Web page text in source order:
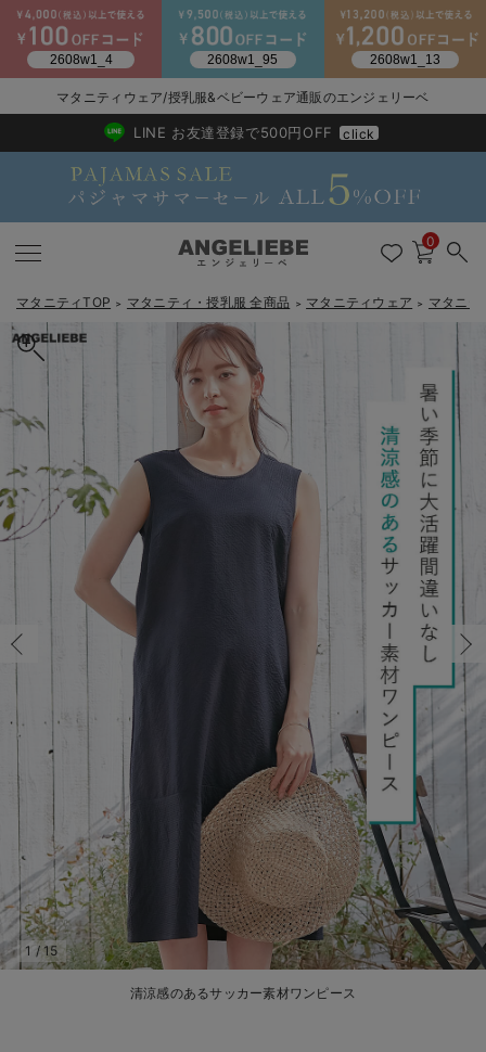
戻る
マタニティウェア全て
マタニティ ワンピース
マタニティ パンツ
マタニティ スカート
マタニティ トップス
マタニティ アウター（コート）・ママコート
戻る
マタニティ 下着・インナー全て
マタニティ ショーツ
妊婦帯・腹帯・産前ガードル
マタニティ 授乳 キャミソール
産褥ショーツ
産後 ガードル インナー
戻る
授乳服全て
授乳トップス
戻る
マタニティ フォーマル全て
マタニティ オフィス 通勤服
マタニティ ドレス（結婚式・お呼ばれ）
マタニティ フォーマル パンツ・ボトムス
戻る
授乳用品全て
妊婦用 抱き枕・授乳クッション
授乳 ケープ
戻る
マタニティレッグウェア全て
マタニティストッキング・タイツ
マタニティレギンス
戻る
マタニティ ボディケア全て
戻る
アウトレット全て
【アウトレット】ワンピース
【アウトレット】トップス・授乳トップス
【アウトレット】ボトムス
【アウトレット】パジャマ
【アウトレット】インナー
戻る
特集全て
透け防止
見えてもカワイイ
コットン素材
冷房対策
Tシャツブラ
快適機能ウェア特集 トップス
快適機能ウェア特集 ボトムス
快適機能ウェア特集 パジャマ
erbaviva（エルバビーバ）
戻る
再入荷全て
再入荷｜アウター
送料無料アイテム全て
ワンピース
トップス
パンツ
スカート
インナー
ベビー
ブラキャミ おまとめ
MAX55%OFF ブラック
【37周年祭セール】
【37周年祭セール】
【37周年祭セール】
気温差別オススメア
【15℃】3月下旬～
【〜10℃】3月中旬
動きやすく着回しで
涼しくて可愛い「ワ
強撚スムース(コス
マタニティウェア
【おまとめ割】パジ
こだわりの履き心地
カジュアル
デニム
レギンス
オフィス
ジャケット派
きれいめトップス派
きれいめスカート派
きれいめ美脚パンツ派
王道シンプル派
セットアップ派
出産準備応援割全て
マタニティパジャマ
マタニティインナー
ベビー
【オフィスカジュア
【オフィスカジュア
レギンスタイプ
パンツタイプ
【フォーマル】ワン
【フォーマル】ボト
【フォーマル】トッ
【ベビー】長袖
【ベビー】半袖
【ベビー】グッズ
ハンカチ
2WAYオール
コンビ肌着
短肌着
快適ウェア10%OFF
快適ウェア10%OFF
春のマタニティワン
セットアップ・ レイ
Aライン ・フレアワ
Iライン ・タイトシ
ジャンパースカート/
ワーク・オフィス
カジュアル
フォーマル / オケー
あったかアイテム｜
Gift Selection 出産
〜3,000円（税込）
〜5,000円（税込）
〜10,000円（税込）
10,001円（税込）〜
女の子におススメの
男の子におススメの
定番ギフト
もらって嬉しいギフト
かわいくておもしろ
何枚あっても嬉しい
長く使えるアイテム
お部屋映えアイテム
冬の冷え対策インナ
薄くてあったか
綿混素材
腹巻・ひざ上パンツ
保温&リカバリー
レギンス・タイツ
カップ付きインナー
あったか度◎
裏起毛素材
入院準備の持ち物チ
入院してすぐ使うグ
赤ちゃんへ使うもの
産後に使うグッズ
冬のあったか特集全て
【冬のあったか特集
【冬のあったか特集
【冬のあったか特集
【冬のあったか特集
マタニティウェア/授乳服&ベビーウェア通販のエンジェリーベ
2026/NewArrival
送料495円(一部地域を除く) 7,700円以上で送料無料
LINE お友達登録で500円OFF click
0
マタニティTOP ＞ マタニティ・授乳服 全商品 ＞ マタニティウェア ＞ マタニテ
清涼感のあるサッカー素材ワンピース
1 /15
サッカーノースリーブワンピース マタニティ・産後授乳服【出産後
も長く使える】
カートに入れる
カートに入れる
閉じる